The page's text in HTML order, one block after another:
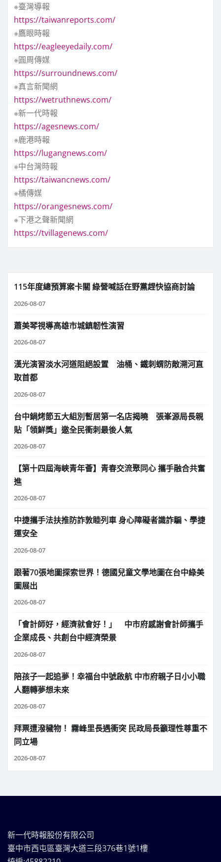
※臺灣導報
https://taiwanreports.com/
※鷹眼時報
https://eagleeyedaily.com/
※圓周傳媒
https://surroundnews.com/
※真言新聞網
https://wetruthnews.com/
※新一代時報
https://agesnews.com/
※鹿港時報
https://lugangnews.com/
※中台灣時報
https://taiwancnews.com/
※橘傳媒
https://orangesnews.com/
※下港之聲新聞網
https://tvillagenews.com/
115年度總預算案卡關 綠營喊話在野黨趕快協商討論
2026-08-07
蕭美琴視導高雄市城鎮韌性演習
2026-08-07
漢光演習淡水河道阻絕設置 油桶、鐵刺蝟防敵溯河直
取首都
2026-08-07
台中鍋烤節五大組別暫居第一名店揭曉 張峯源局長親
貼「領鮮獎」邀全民衝刺最後人氣
2026-08-07
【第十四屆海峽青年薈】青春交流聚同心 攜手融合共奮
進
2026-08-07
中捷攜手法扶推防詐敦睦列車 身心障礙者識詐騙、學捷
運安全
2026-08-07
跟著70張地圖探索世界！德國兒童文學地圖在台中綠美
圖展出
2026-08-07
「會計師好，經濟就會好！」 中市府感謝會計師攜手
企業成長、共創台中經濟榮景
2026-08-07
陪孩子一起追夢！幸福台中號啟航 中市府親子日小小職
人翻轉夢想未來
2026-08-07
拜票遭潑穢物！ 霧峰里長遇衝突 民政局長籲理性尊重不
同立場
2026-08-07
新一代時報股份有限公司
臺中市西屯區臺灣大道三段376巷1號1樓